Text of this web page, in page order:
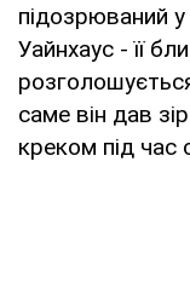
підозрюваний у
Уайнхаус - її
саме він дав
креком під час